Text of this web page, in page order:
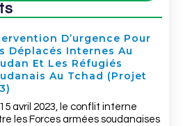
D’urgence Pour
Déplacés Internes Au
Et Les Réfugiés
Au Tchad (Projet
avril 2023, le conflit interne
les Forces armées soudanaises